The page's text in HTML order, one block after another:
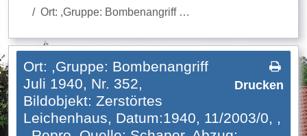
Ort: ,Gruppe: Bombenangriff …
Drucken
Ort: ,Gruppe: Bombenangriff
Juli 1940, Nr. 352,
Bildobjekt: Zerstörtes
Leichenhaus, Datum:1940, 11/2003/0, ,